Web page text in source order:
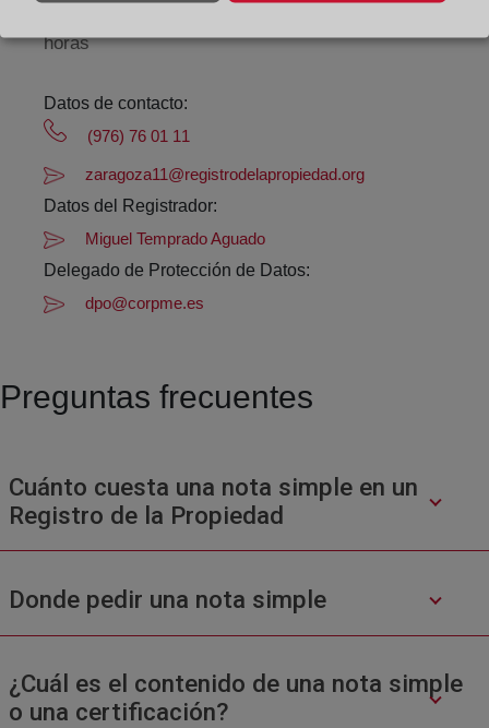
horas
Datos de contacto:
(976) 76 01 11
zaragoza11@registrodelapropiedad.org
Datos del Registrador:
Miguel Temprado Aguado
Delegado de Protección de Datos:
dpo@corpme.es
Preguntas frecuentes
Cuánto cuesta una nota simple en un
Registro de la Propiedad
Donde pedir una nota simple
¿Cuál es el contenido de una nota simple
o una certificación?